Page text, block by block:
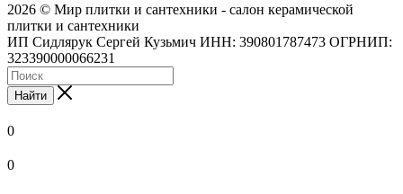
2026 © Мир плитки и сантехники - салон керамической
плитки и сантехники
ИП Сидлярук Сергей Кузьмич ИНН: 390801787473 ОГРНИП:
323390000066231
Найти
0
0